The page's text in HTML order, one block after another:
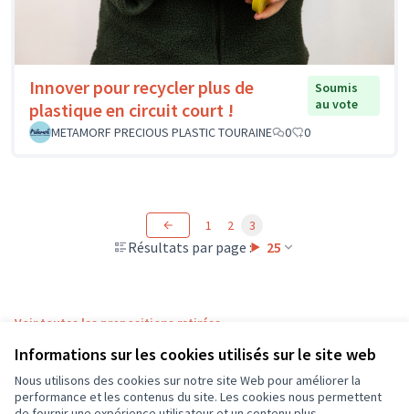
Informations sur les cookies utilisés sur le site web
Nous utilisons des cookies sur notre site Web pour améliorer la
performance et les contenus du site. Les cookies nous permettent
Innover pour recycler plus de
plastique en circuit court !
Soumis
au vote
METAMORF PRECIOUS PLASTIC TOURAINE
0 0
Résultats par page : 25
1 2 3
Voir toutes les propositions retirées
Conditions d'utilisation
Paramètres des cookies